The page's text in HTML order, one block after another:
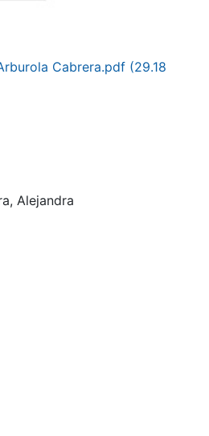
Cabrera.pdf (29.18
Alejandra